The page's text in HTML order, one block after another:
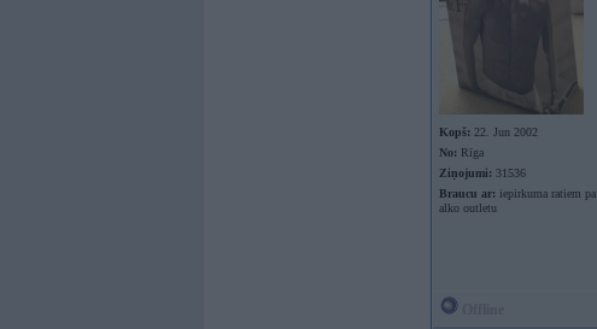
Kopš: 22. Jun 2002
No: Rīga
Ziņojumi: 31536
Braucu ar: iepirkuma ratiem pa
alko outletu